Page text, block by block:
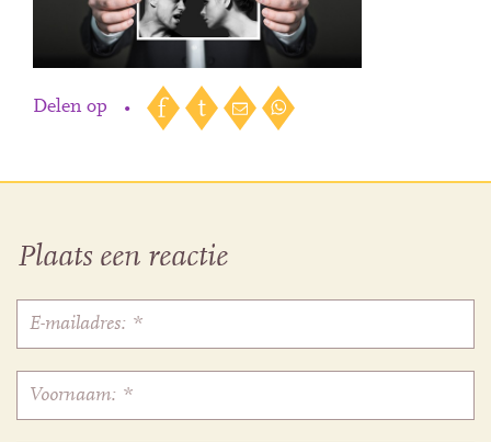
Delen op •
Plaats een reactie